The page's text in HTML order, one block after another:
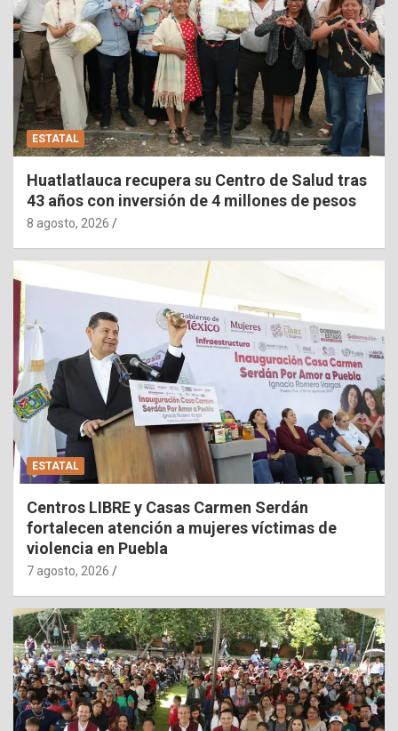
ESTATAL
Huatlatlauca recupera su Centro de Salud tras
43 años con inversión de 4 millones de pesos
8 agosto, 2026
ESTATAL
Centros LIBRE y Casas Carmen Serdán
fortalecen atención a mujeres víctimas de
violencia en Puebla
7 agosto, 2026